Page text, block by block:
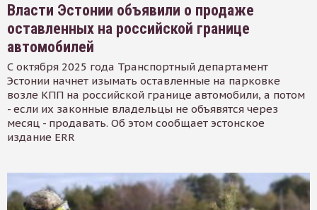
Власти Эстонии объявили о продаже
оставленных на российской границе
автомобилей
С октября 2025 года Транспортный департамент
Эстонии начнет изымать оставленные на парковке
возле КПП на российской границе автомобили, а потом
- если их законные владельцы не объявятся через
месяц - продавать. Об этом сообщает эстонское
издание ERR